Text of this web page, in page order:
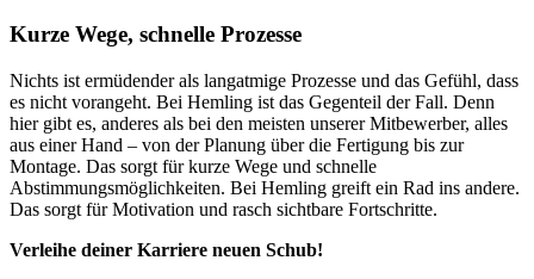
Kurze Wege, schnelle Prozesse
Nichts ist ermüdender als langatmige Prozesse und das Gefühl, dass
es nicht vorangeht. Bei Hemling ist das Gegenteil der Fall. Denn
hier gibt es, anderes als bei den meisten unserer Mitbewerber, alles
aus einer Hand – von der Planung über die Fertigung bis zur
Montage. Das sorgt für kurze Wege und schnelle
Abstimmungsmöglichkeiten. Bei Hemling greift ein Rad ins andere.
Das sorgt für Motivation und rasch sichtbare Fortschritte.
Verleihe deiner Karriere neuen Schub!